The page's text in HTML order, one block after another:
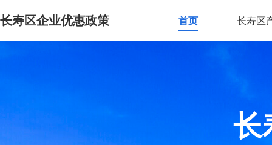
长寿区企业优惠政策 首页 长寿区
长